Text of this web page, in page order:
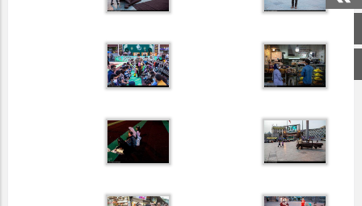
اینستاگرام